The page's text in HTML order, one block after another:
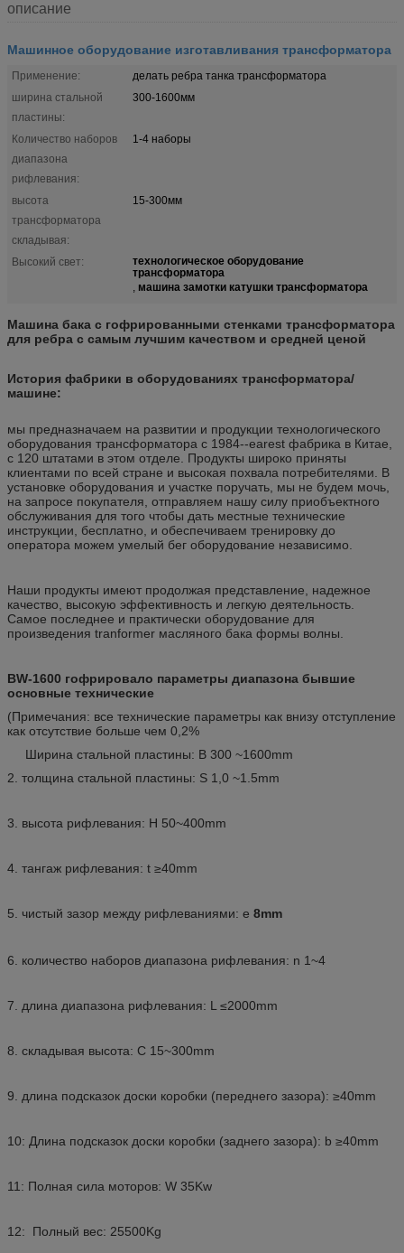
описание
Машинное оборудование изготавливания трансформатора
Применение:
делать ребра танка трансформатора
ширина стальной
пластины:
300-1600мм
Количество наборов
диапазона
рифлевания:
1-4 наборы
высота
трансформатора
складывая:
15-300мм
Высокий свет: технологическое оборудование
трансформатора
, машина замотки катушки трансформатора
Машина бака с гофрированными стенками трансформатора
для ребра с самым лучшим качеством и средней ценой
История фабрики в оборудованиях трансформатора/
машине:
мы предназначаем на развитии и продукции технологического
оборудования трансформатора с 1984--earest фабрика в Китае,
с 120 штатами в этом отделе. Продукты широко приняты
клиентами по всей стране и высокая похвала потребителями. В
установке оборудования и участке поручать, мы не будем мочь,
на запросе покупателя, отправляем нашу силу приобъектного
обслуживания для того чтобы дать местные технические
инструкции, бесплатно, и обеспечиваем тренировку до
оператора можем умелый бег оборудование независимо.
Наши продукты имеют продолжая представление, надежное
качество, высокую эффективность и легкую деятельность.
Самое последнее и практически оборудование для
произведения tranformer масляного бака формы волны.
BW-1600 гофрировало параметры диапазона бывшие
основные технические
(Примечания: все технические параметры как внизу отступление
как отсутствие больше чем 0,2%
Ширина стальной пластины: B 300 ~1600mm
2. толщина стальной пластины: S 1,0 ~1.5mm
3. высота рифлевания: H 50~400mm
4. тангаж рифлевания: t ≥40mm
5. чистый зазор между рифлеваниями: e 8mm
6. количество наборов диапазона рифлевания: n 1~4
7. длина диапазона рифлевания: L ≤2000mm
8. складывая высота: C 15~300mm
9. длина подсказок доски коробки (переднего зазора): ≥40mm
10: Длина подсказок доски коробки (заднего зазора): b ≥40mm
11: Полная сила моторов: W 35Kw
12: Полный вес: 25500Kg